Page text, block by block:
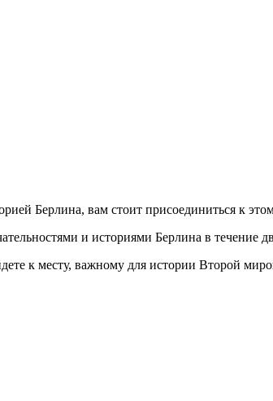
Берлина, вам стоит присоединиться к
и историями Берлина в течение
к месту, важному для истории Второй